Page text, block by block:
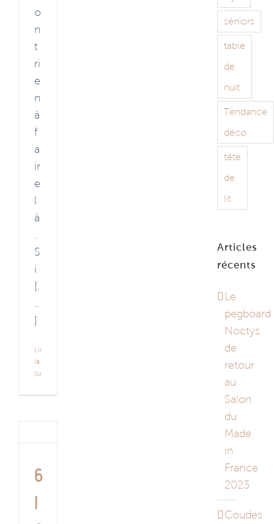
o
n
t
ri
e
n
à
f
a
ir
e
l
à
S
i
[.
]
Lire
la
suite
une
6
séniors
table
de
nuit
Tendance
déco
tête
de
lit
Articles
récents
Le
pegboard
Noctys
de
retour
au
Salon
du
Made
in
France
2023
Coudes